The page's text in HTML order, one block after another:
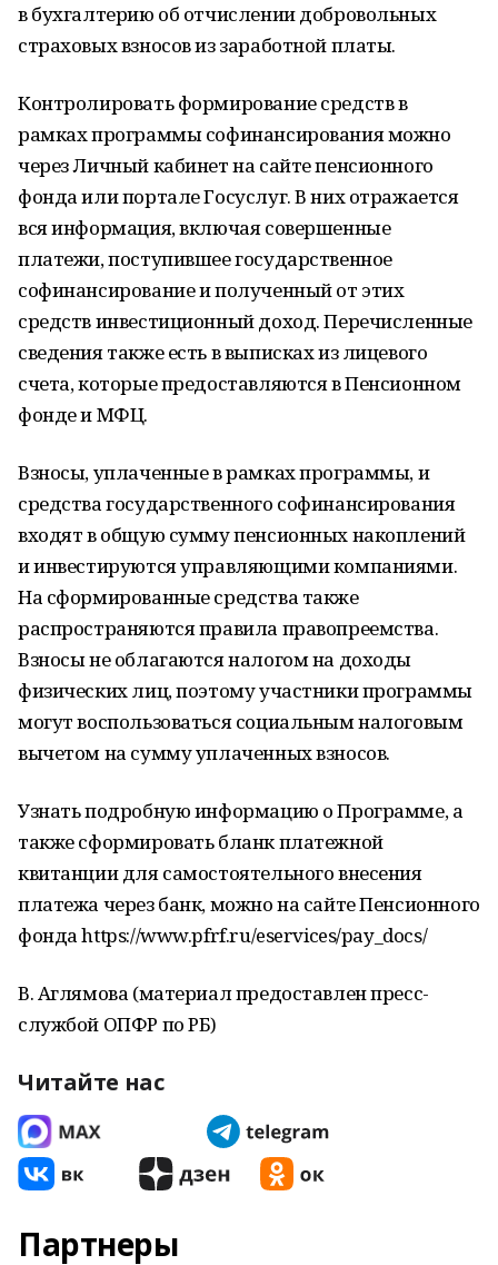
в бухгалтерию об отчислении добровольных
страховых взносов из заработной платы.
Контролировать формирование средств в
рамках программы софинансирования можно
через Личный кабинет на сайте пенсионного
фонда или портале Госуслуг. В них отражается
вся информация, включая совершенные
платежи, поступившее государственное
софинансирование и полученный от этих
средств инвестиционный доход. Перечисленные
сведения также есть в выписках из лицевого
счета, которые предоставляются в Пенсионном
фонде и МФЦ.
Взносы, уплаченные в рамках программы, и
средства государственного софинансирования
входят в общую сумму пенсионных накоплений
и инвестируются управляющими компаниями.
На сформированные средства также
распространяются правила правопреемства.
Взносы не облагаются налогом на доходы
физических лиц, поэтому участники программы
могут воспользоваться социальным налоговым
вычетом на сумму уплаченных взносов.
Узнать подробную информацию о Программе, а
также сформировать бланк платежной
квитанции для самостоятельного внесения
платежа через банк, можно на сайте Пенсионного
фонда https://www.pfrf.ru/eservices/pay_docs/
В. Аглямова (материал предоставлен пресс-
службой ОПФР по РБ)
Читайте нас
Партнеры